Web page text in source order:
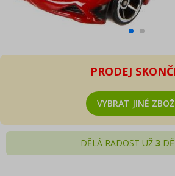
PRODEJ
VYBRAT JINÉ
DĚLÁ RADOST UŽ 3